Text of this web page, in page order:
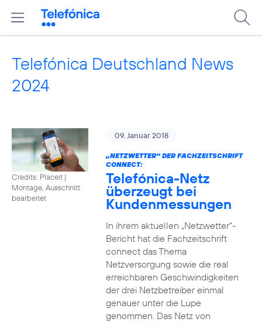
Telefónica Deutschland News
2024
Credits: Placeit |
Montage, Ausschnitt
bearbeitet
09. Januar 2018
„NETZWETTER“ DER FACHZEITSCHRIFT
CONNECT:
Telefónica-Netz
überzeugt bei
Kundenmessungen
In ihrem aktuellen „Netzwetter“-
Bericht hat die Fachzeitschrift
connect das Thema
Netzversorgung sowie die real
erreichbaren Geschwindigkeiten
der drei Netzbetreiber einmal
genauer unter die Lupe
genommen. Das Netz von